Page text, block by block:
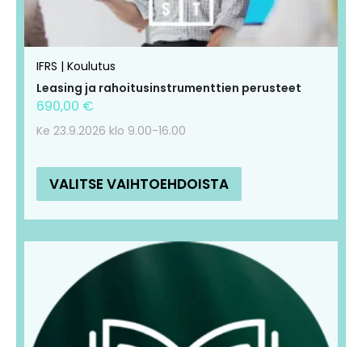
IFRS | Koulutus
Leasing ja rahoitusinstrumenttien perusteet
690,00 €
Ke 23.9.2026 klo 9.00-16.00
VALITSE VAIHTOEHDOISTA